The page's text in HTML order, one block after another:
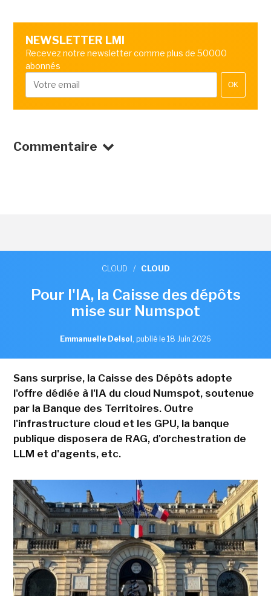
NEWSLETTER LMI
Recevez notre newsletter comme plus de 50000
abonnés
OK
Commentaire
CLOUD / CLOUD
Pour l'IA, la Caisse des dépôts
mise sur Numspot
Emmanuelle Delsol , publié le 18 Juin 2026
Sans surprise, la Caisse des Dépôts adopte
l'offre dédiée à l'IA du cloud Numspot, soutenue
par la Banque des Territoires. Outre
l'infrastructure cloud et les GPU, la banque
publique disposera de RAG, d'orchestration de
LLM et d'agents, etc.